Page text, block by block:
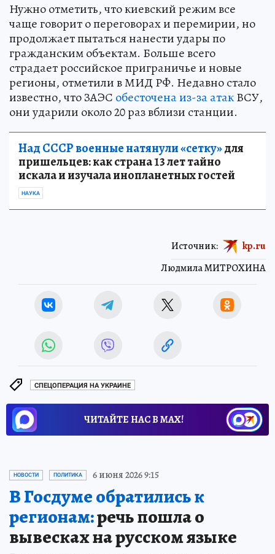
Нужно отметить, что киевский режим все
чаще говорит о переговорах и перемирии, но
продолжает пытаться нанести удары по
гражданским объектам. Больше всего
страдает российское приграничье и новые
регионы, отметили в МИД РФ. Недавно стало
известно, что ЗАЭС обесточена из-за атакВСУ,
они ударили около 20 раз вблизи станции.
Над СССР военные натянули «сетку»для
пришельцев: как страна 13 лет тайно
искала и изучала инопланетных гостей
НАУКА
Людмила МИТРОХИНА
Источник: kp.ru
СПЕЦОПЕРАЦИЯ НА УКРАИНЕ
ЧИТАЙТЕ НАС В МАХ!
НОВОСТИ ПОЛИТИКА 6 июня 2026 9:15
В Госдуме обратились к
регионам:речь пошла о
вывесках на русском языке